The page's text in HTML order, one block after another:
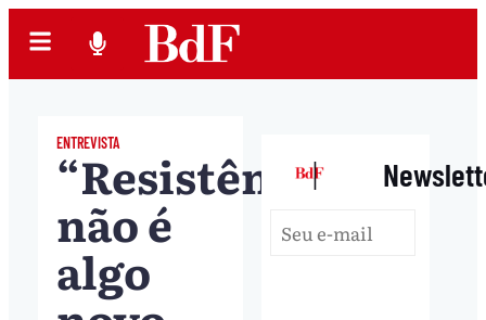
ENTREVISTA
“Resistência
não é
algo
|